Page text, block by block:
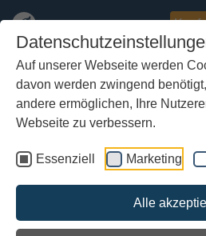
Auf unserer Webseite werden
davon werden zwingend
andere ermöglichen, Ihre
Webseite zu verbessern.
Essenziell Marketing
Alle
Zum
Hauptinhalt
springen